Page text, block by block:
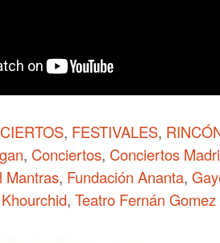
, FESTIVALES,
, Conciertos, Conciertos
Mantras, Fundación Ananta,
, Teatro Fernán Gomez